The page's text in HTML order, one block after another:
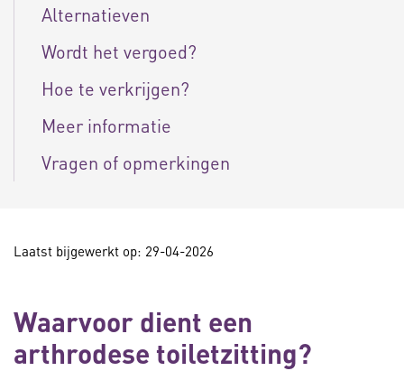
Alternatieven
Wordt het vergoed?
Hoe te verkrijgen?
Meer informatie
Vragen of opmerkingen
Laatst bijgewerkt op: 29-04-2026
Waarvoor dient een
arthrodese toiletzitting?